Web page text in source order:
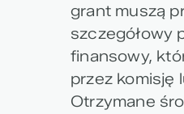
grant muszą
szczegółowy
finansowy,
przez komisję
Otrzymane